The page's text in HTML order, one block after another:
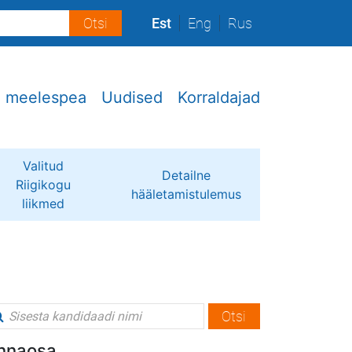
Est Eng Rus
meelespea Uudised Korraldajad
Valitud
Riigikogu
liikmed
Detailne
hääletamistulemus
Otsi